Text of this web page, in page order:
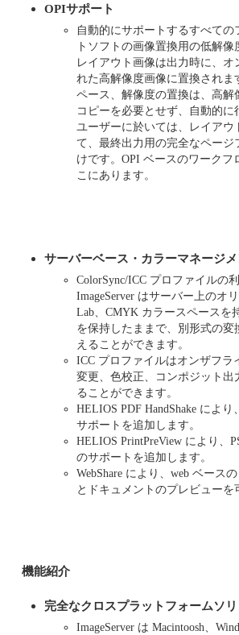
OPIサポート
自動的にサポートするすべての
トソフトの画像置換用の低解像
レイアウト画像は出力時に、オ
れた高解像度画像に置換されま
ペース、解像度の置換は、高解
コピーを必要とせず、自動的に
ユーザーに於いては、レイアウ
て、最終出力用の完全なペー
けです。OPI ベースのワークフ
こにあります。
サーバーベース・カラーマネージメ
ColorSync/ICC プロファイルの
ImageServer はサーバー上のオ
Lab、CMYK カラースペースを
を保持したままで、別形式の
えることができます。
ICC プロファイルはオンザフラ
変更、色校正、コンポジット出
ることができます。
HELIOS PDF HandShake によ
サポートを追加します。
HELIOS PrintPreView により、
のサポートを追加します。
WebShare により、web ベース
とドキュメントのプレビューを
機能紹介
完全なクロスプラットフォームソ
ImageServer は Macintoosh、